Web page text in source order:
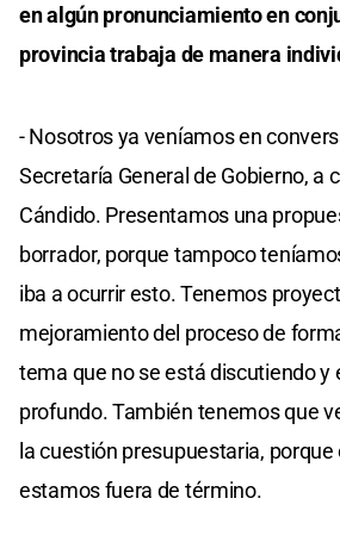
en algún pronunciamiento en
provincia trabaja de manera
- Nosotros ya veníamos en
Secretaría General de Gobierno, a
Cándido. Presentamos una
borrador, porque tampoco
iba a ocurrir esto. Tenemos
mejoramiento del proceso de
tema que no se está discutiendo y
profundo. También tenemos que
la cuestión presupuestaria,
estamos fuera de término.